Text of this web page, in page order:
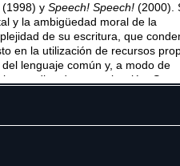
(1998) y Speech! Speech! (2000).
y la ambigüedad moral de la
de su escritura, que
en la utilización de recursos
lenguaje común y, a modo de
medios de comunicación. Sus